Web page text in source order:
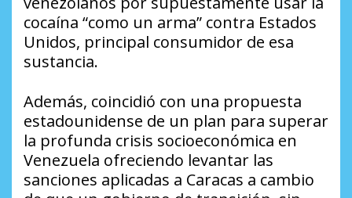
cocaína “como un arma” contra Estados
Unidos, principal consumidor de esa
sustancia.
Además, coincidió con una propuesta
estadounidense de un plan para superar
la profunda crisis socioeconómica en
Venezuela ofreciendo levantar las
sanciones aplicadas a Caracas a cambio